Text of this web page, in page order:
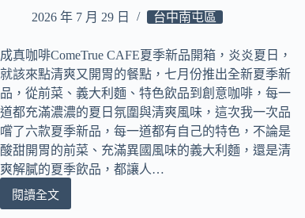
料、
淇
淋、
炒
飯、
爆
米
花
通
通
吃
2026 年 7 月 29 日 台中南屯區
成真咖啡ComeTrue CAFE夏季新品開箱，炎炎夏日，
就該來點清爽又開胃的餐點，七月份推出全新夏季新
品，從前菜、義大利麵、特色飲品到創意咖啡，每一
道都充滿濃濃的夏日氛圍與清爽風味，這次我一次品
嚐了六款夏季新品，每一道都有自己的特色，不論是
酸甜開胃的前菜、充滿異國風味的義大利麵，還是清
爽解膩的夏季飲品，都讓人…
閱讀全文
成